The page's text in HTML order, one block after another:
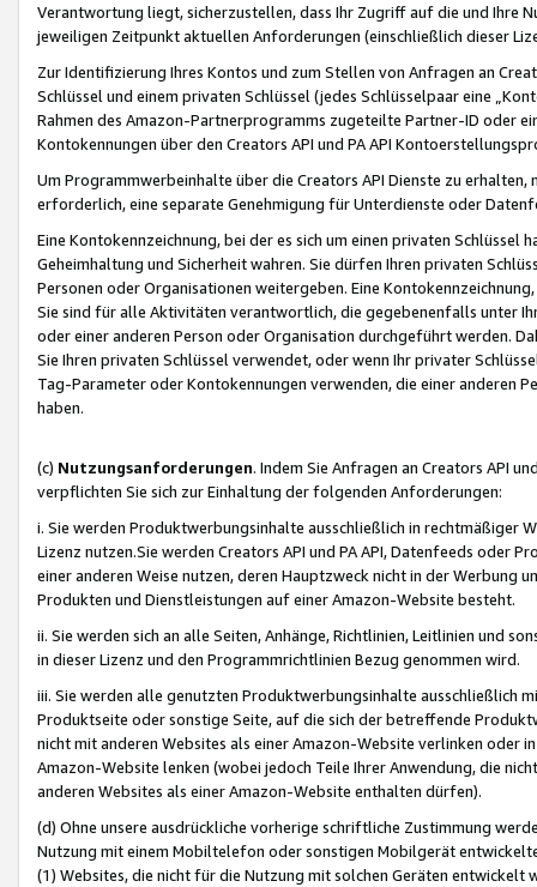
Verantwortung liegt, sicherzustellen, dass Ihr Zugriff auf die und Ihre
jeweiligen Zeitpunkt aktuellen Anforderungen (einschließlich dieser
Zur Identifizierung Ihres Kontos und zum Stellen von Anfragen an
Schlüssel und einem privaten Schlüssel (jedes Schlüsselpaar eine
Rahmen des Amazon-Partnerprogramms zugeteilte Partner-ID oder
Kontokennungen über den Creators API und PA API
Um Programmwerbeinhalte über die Creators API Dienste zu
erforderlich, eine separate Genehmigung für Unterdienste oder
Eine Kontokennzeichnung, bei der es sich um einen privaten
Geheimhaltung und Sicherheit wahren. Sie dürfen Ihren privaten
Personen oder Organisationen weitergeben. Eine
Sie sind für alle Aktivitäten verantwortlich, die gegebenenfalls unter
oder einer anderen Person oder Organisation durchgeführt werden.
Sie Ihren privaten Schlüssel verwendet, oder wenn Ihr privater
Tag-Parameter oder Kontokennungen verwenden, die einer anderen
haben.
(c) Nutzungsanforderungen. Indem Sie Anfragen an Creators API
verpflichten Sie sich zur Einhaltung der folgenden Anforderungen:
i. Sie werden Produktwerbungsinhalte ausschließlich in rechtmäßiger
Lizenz nutzen.Sie werden Creators API und PA API, Datenfeeds oder
einer anderen Weise nutzen, deren Hauptzweck nicht in der Werbung
Produkten und Dienstleistungen auf einer Amazon-Website besteht.
ii. Sie werden sich an alle Seiten, Anhänge, Richtlinien, Leitlinien und
in dieser Lizenz und den Programmrichtlinien Bezug genommen wird.
iii. Sie werden alle genutzten Produktwerbungsinhalte ausschließlich
Produktseite oder sonstige Seite, auf die sich der betreffende
nicht mit anderen Websites als einer Amazon-Website verlinken oder
Amazon-Website lenken (wobei jedoch Teile Ihrer Anwendung, die
anderen Websites als einer Amazon-Website enthalten dürfen).
(d) Ohne unsere ausdrückliche vorherige schriftliche Zustimmung
Nutzung mit einem Mobiltelefon oder sonstigen Mobilgerät
(1) Websites, die nicht für die Nutzung mit solchen Geräten